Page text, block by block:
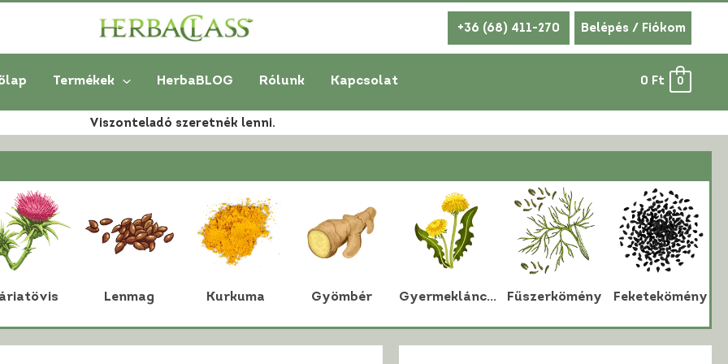
+36 (68) 411-270 Belépés / Fiókom
Termékek HerbaBLOG Rólunk Kapcsolat 0 Ft 0
Viszonteladó szeretnék lenni.
Lenmag Kurkuma Gyömbér Gyermekláncfű Fűszerkömény Feketekömény